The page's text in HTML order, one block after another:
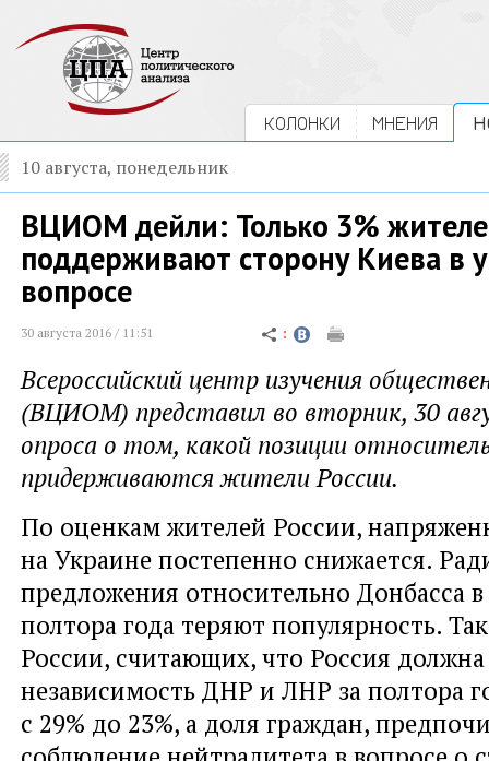
КОЛОНКИ МНЕНИЯ
10 августа, понедельник
ВЦИОМ дейли: Только 3%
поддерживают сторону Киева в
вопросе
30 августа 2016 / 11:51
Всероссийский центр изучения
(ВЦИОМ) представил во вторник, 30
опроса о том, какой позиции
придерживаются жители России.
По оценкам жителей России,
на Украине постепенно снижается.
предложения относительно Донбасса
полтора года теряют популярность.
России, считающих, что Россия
независимость ДНР и ЛНР за полтора
с 29% до 23%, а доля граждан,